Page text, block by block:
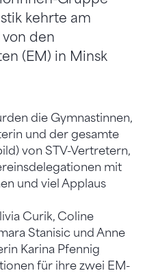
kehrte am
von den
(EM) in Minsk
die Gymnastinnen,
und der gesamte
von STV-Vertretern,
mit
und viel Applaus
Curik, Coline
Stanisic und Anne
Karina Pfennig
für ihre zwei EM-